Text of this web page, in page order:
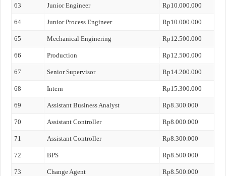
63 Junior Engineer Rp10.000.000
64 Junior Process Engineer Rp10.000.000
65 Mechanical Enginering Rp12.500.000
66 Production Rp12.500.000
67 Senior Supervisor Rp14.200.000
68 Intern Rp15.300.000
69 Assistant Business Analyst Rp8.300.000
70 Assistant Controller Rp8.000.000
71 Assistant Controller Rp8.300.000
72 BPS Rp8.500.000
73 Change Agent Rp8.500.000